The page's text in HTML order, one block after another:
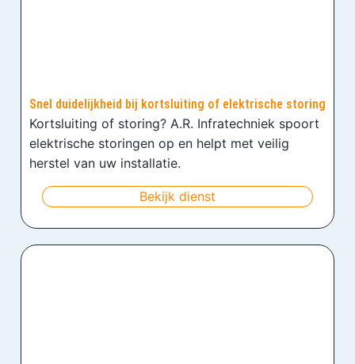
Snel duidelijkheid bij kortsluiting of elektrische storing
Kortsluiting of storing? A.R. Infratechniek spoort
elektrische storingen op en helpt met veilig
herstel van uw installatie.
Bekijk dienst